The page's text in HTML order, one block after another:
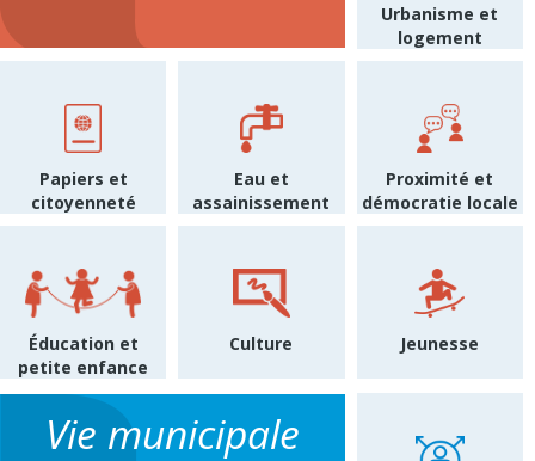
Urbanisme et
logement
Papiers et
citoyenneté
Eau et
assainissement
Proximité et
démocratie locale
Éducation et
petite enfance
Culture Jeunesse
Vie municipale